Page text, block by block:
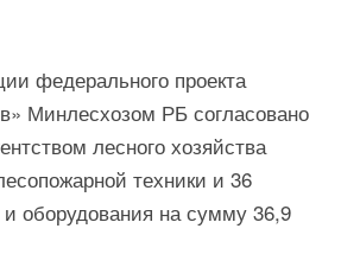
федерального проекта
Минлесхозом РБ согласовано
лесного хозяйства
техники и 36
оборудования на сумму 36,9